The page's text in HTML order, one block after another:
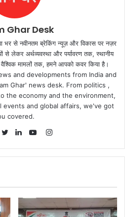
Ghar Desk
भर से नवीनतम ब्रेकिंग न्यूज़ और विकास पर नज़र
से लेकर अर्थव्यवस्था और पर्यावरण तक, स्थानीय
मामलों तक, हमने आपको कवर किया है।
and developments from India and
Ghar' news desk. From politics ,
the economy and the environment,
events and global affairs, we've got
covered.
Instagram